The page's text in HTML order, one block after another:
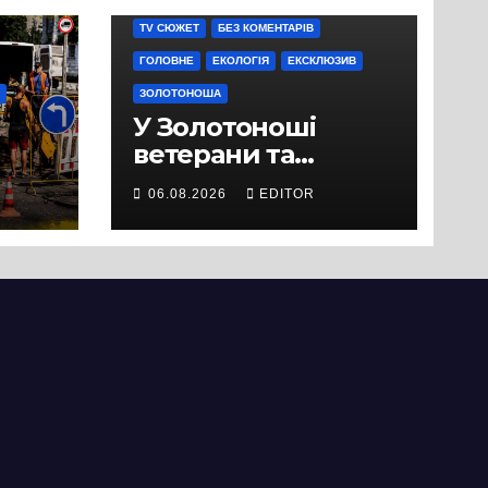
TV СЮЖЕТ БЕЗ КОМЕНТАРІВ
ГОЛОВНЕ ЕКОЛОГІЯ ЕКСКЛЮЗИВ
ЗОЛОТОНОША
У Золотоноші
ветерани та
місцеві жителі
вийшли на
протест до стін
06.08.2026 EDITOR